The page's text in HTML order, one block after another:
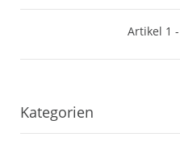
Artikel 1
Kategorien